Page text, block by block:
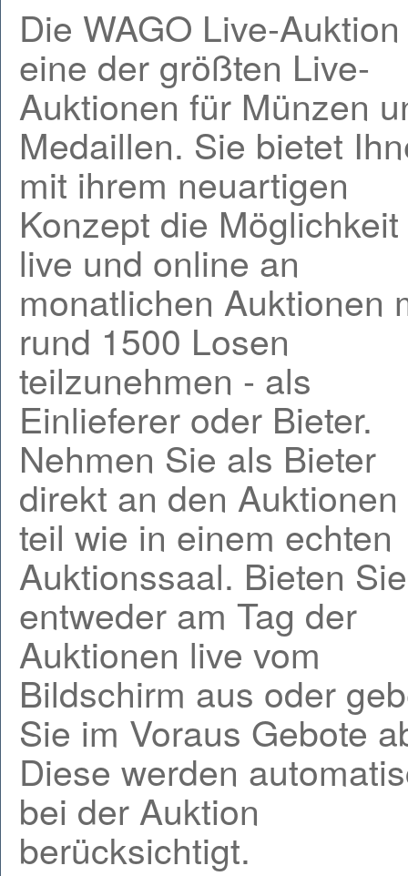
Die WAGO Live-
eine der größten Live-
Auktionen für Münzen
Medaillen. Sie bietet
mit ihrem neuartigen
Konzept die Möglichkeit
live und online an
monatlichen Auktionen
rund 1500 Losen
teilzunehmen - als
Einlieferer oder Bieter.
Nehmen Sie als Bieter
direkt an den Auktionen
teil wie in einem echten
Auktionssaal. Bieten Sie
entweder am Tag der
Auktionen live vom
Bildschirm aus oder
Sie im Voraus Gebote
Diese werden
bei der Auktion
berücksichtigt.